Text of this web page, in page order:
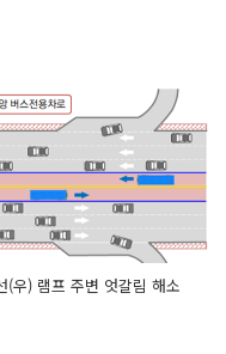
우) 램프 주변 엇갈림 해소